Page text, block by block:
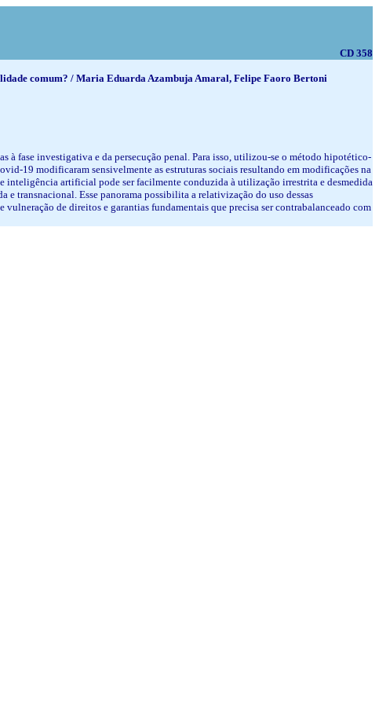
CD 358
comum? / Maria Eduarda Azambuja Amaral, Felipe Faoro Bertoni
fase investigativa e da persecução penal. Para isso, utilizou-se o método hipotético-
19 modificaram sensivelmente as estruturas sociais resultando em modificações na
inteligência artificial pode ser facilmente conduzida à utilização irrestrita e desmedida
transnacional. Esse panorama possibilita a relativização do uso dessas
de direitos e garantias fundamentais que precisa ser contrabalanceado com